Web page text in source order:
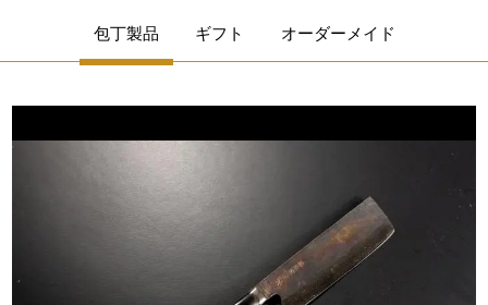
包丁製品 ギフト オーダーメイド